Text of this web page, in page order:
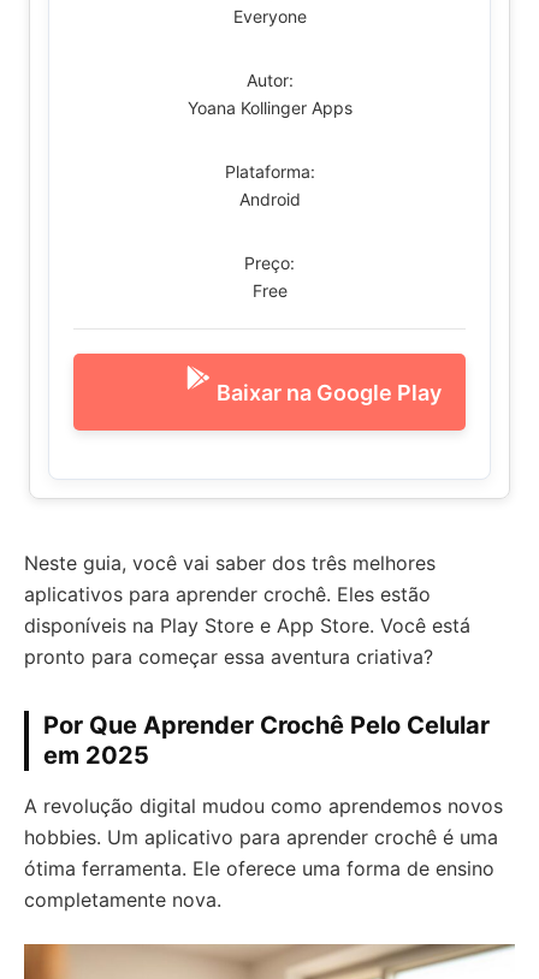
Everyone
Autor:
Yoana Kollinger Apps
Plataforma:
Android
Preço:
Free
Baixar na Google Play
Neste guia, você vai saber dos três melhores
aplicativos para aprender crochê. Eles estão
disponíveis na Play Store e App Store. Você está
pronto para começar essa aventura criativa?
Por Que Aprender Crochê Pelo Celular
em 2025
A revolução digital mudou como aprendemos novos
hobbies. Um aplicativo para aprender crochê é uma
ótima ferramenta. Ele oferece uma forma de ensino
completamente nova.